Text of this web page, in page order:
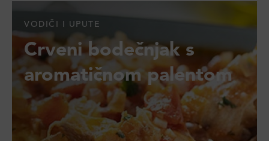
VODIČI I UPUTE
Crveni bodečnjak s
aromatičnom palentom